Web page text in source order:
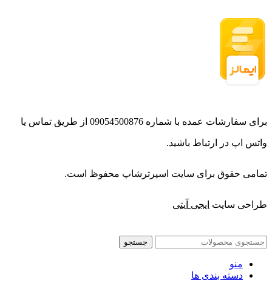
برای سفارشات عمده با شماره 09054500876 از طریق تماس یا
واتس اپ در ارتباط باشید.
تمامی حقوق برای سایت اسپرترشاپ محفوظ است.
طراحی سایت ایجی آیتی
جستجو
منو
دسته بندی ها